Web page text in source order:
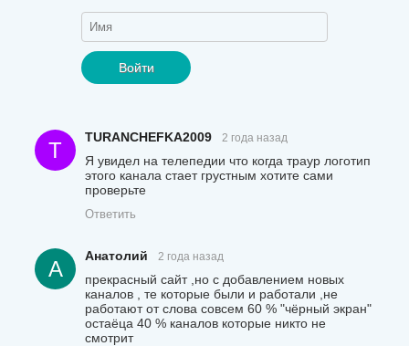
Войти
T
TURANCHEFKA2009 2 года назад
Я увидел на телепедии что когда траур логотип
этого канала стает грустным хотите сами
проверьте
Ответить
А
Анатолий 2 года назад
прекрасный сайт ,но с добавлением новых
каналов , те которые были и работали ,не
работают от слова совсем 60 % "чёрный экран"
остаёца 40 % каналов которые никто не
смотрит